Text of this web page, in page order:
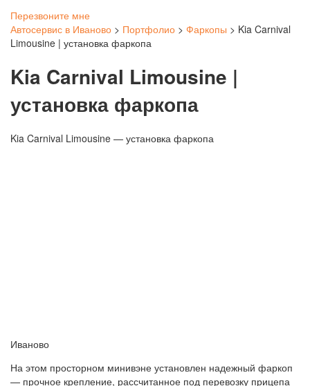
Перезвоните мне
Автосервис в Иваново > Портфолио > Фаркопы > Kia Carnival
Limousine | установка фаркопа
Kia Carnival Limousine |
установка фаркопа
Kia Carnival Limousine — установка фаркопа
Иваново
На этом просторном минивэне установлен надежный фаркоп
— прочное крепление, рассчитанное под перевозку прицепа